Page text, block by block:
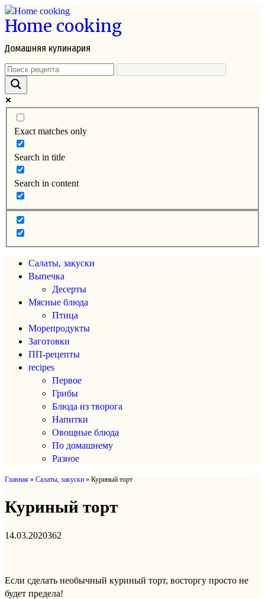
Перейти
к
Home cooking
Домашняя кулинария
Exact matches only
Search in title
Search in content
Салаты, закуски
Выпечка
Десерты
Мясные блюда
Птица
Морепродукты
Заготовки
ПП-рецепты
recipes
Первое
Грибы
Блюда из творога
Напитки
Овощные блюда
По домашнему
Разное
Главная » Салаты, закуски » Куриный торт
Куриный торт
14.03.2020362
Если сделать необычный куриный торт, восторгу просто не
будет предела!